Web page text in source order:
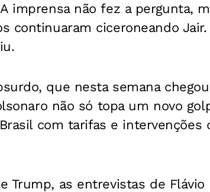
imprensa não fez a pergunta,
continuaram ciceroneando
que nesta semana
não só topa um novo
com tarifas e intervenções
Trump, as entrevistas de